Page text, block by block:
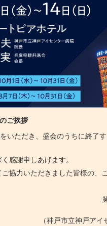
ご挨拶
いただき、盛会のうちに終了
感謝申しあげます。
協力いただきました皆様の、
（神戸市立神戸ア